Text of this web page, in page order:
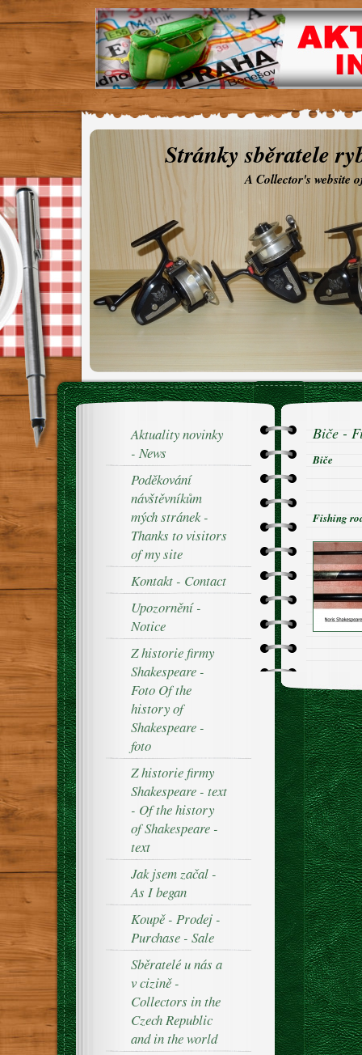
Stránky sběratele
A Collector's website
Biče -
Biče
Fishing
Aktuality novinky
- News
Poděkování
návštěvníkům
mých stránek -
Thanks to visitors
of my site
Kontakt - Contact
Upozornění -
Notice
Z historie firmy
Shakespeare -
Foto Of the
history of
Shakespeare -
foto
Z historie firmy
Shakespeare - text
- Of the history
of Shakespeare -
text
Jak jsem začal -
As I began
Koupě - Prodej -
Purchase - Sale
Sběratelé u nás a
v cizině -
Collectors in the
Czech Republic
and in the world